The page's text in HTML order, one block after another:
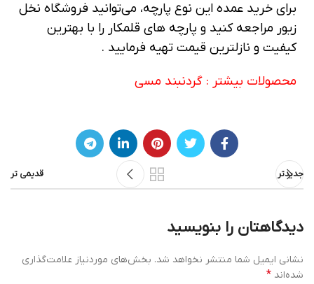
برای خرید عمده این نوع پارچه، می‌توانید فروشگاه نخل
زیور مراجعه کنید و پارچه های قلمکار را با بهترین
کیفیت و نازلترین قیمت تهیه فرمایید .
محصولات بیشتر : گردنبند مسی
جدیدتر قدیمی تر
دیدگاهتان را بنویسید
نشانی ایمیل شما منتشر نخواهد شد. بخش‌های موردنیاز علامت‌گذاری
شده‌اند *